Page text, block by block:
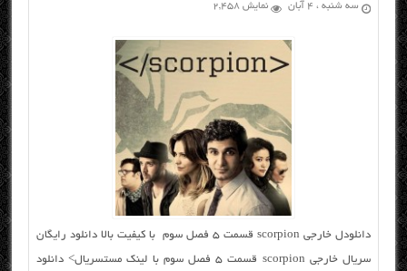
سه شنبه ، ۴ آبان نمایش 2,458
دانلودل خارجی scorpion قسمت ۵ فصل سوم با کیفیت بالا دانلود رایگان
سریال خارجی scorpion قسمت ۵ فصل سوم با لینک مستسریال> دانلود